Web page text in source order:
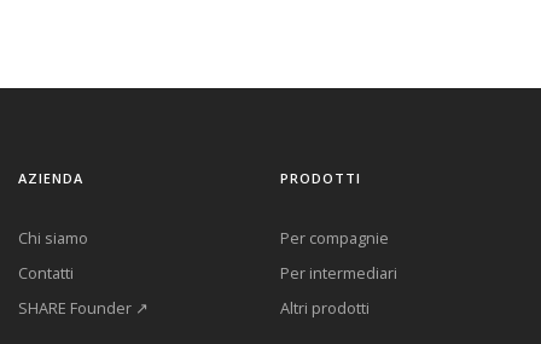
AZIENDA
Chi siamo
Contatti
SHARE Founder ↗
PRODOTTI
Per compagnie
Per intermediari
Altri prodotti